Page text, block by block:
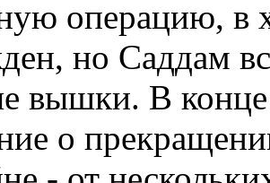
операцию, в
но Саддам
вышки. В
о